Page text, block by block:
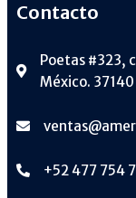
Contacto
Poetas #323,
México. 37140
+52 477 754